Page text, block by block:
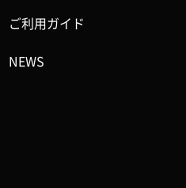
ご利用ガイド
NEWS